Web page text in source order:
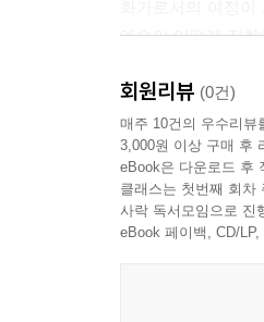
오늘날 파리 오랑
을 상징하는 기호
모네는 갤러리에
되어 있어, 전체의
잠겨 있는 듯한 경
예술이 어떻게 진
“모두가 예술에 관
사실 필요한 것은
〈인상, 해돋이〉
가난과 외로움, 절
회원리뷰 (0건)
매주 10건의 우수리뷰
3,000원 이상 구매 후
eBook은 다운로드 후
클래스는 첫번째 회차
사락 독서모임으로 진
eBook 페이백, CD/